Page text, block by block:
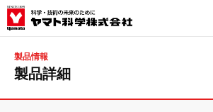
製品情報
製品詳細